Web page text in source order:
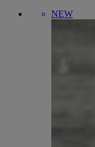
NEW